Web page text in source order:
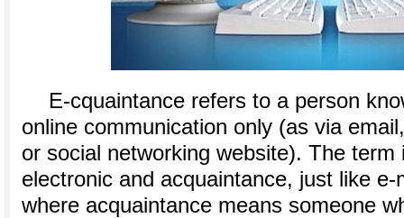
E-cquaintance refers to a person
online communication only (as via
or social networking website). The term
electronic and acquaintance, just like
where acquaintance means someone